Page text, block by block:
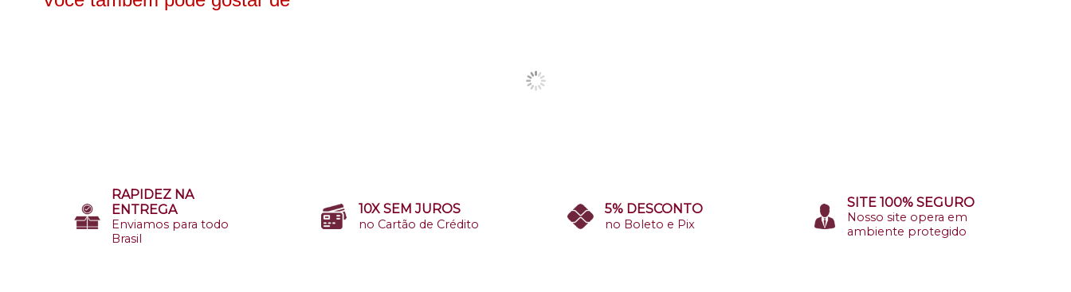
RAPIDEZ NA
ENTREGA
Enviamos para todo
Brasil
10X SEM JUROS
no Cartão de Crédito
5% DESCONTO
no Boleto e Pix
SITE 100% SEGURO
Nosso site opera em
ambiente protegido